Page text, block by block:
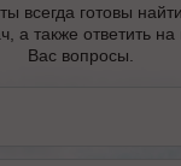
всегда готовы
а также ответить
Вас вопросы.